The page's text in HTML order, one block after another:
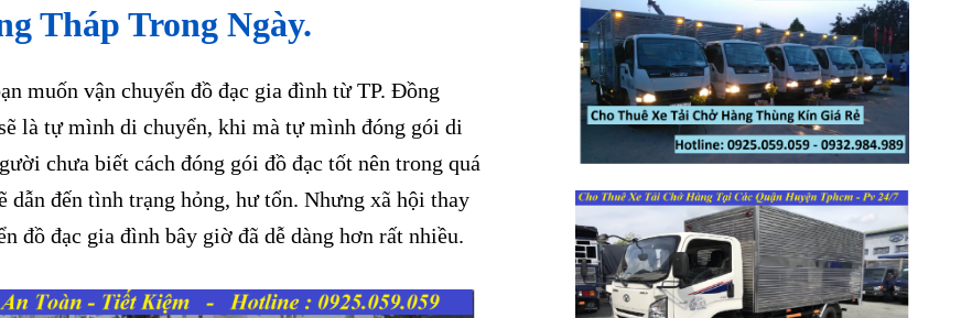
Tháp Trong Ngày.
muốn vận chuyển đồ đạc gia đình từ TP. Đồng
là tự mình di chuyển, khi mà tự mình đóng gói di
chưa biết cách đóng gói đồ đạc tốt nên trong quá
dẫn đến tình trạng hỏng, hư tổn. Nhưng xã hội thay
đồ đạc gia đình bây giờ đã dễ dàng hơn rất nhiều.